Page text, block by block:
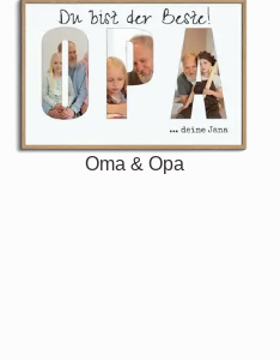
Oma & Opa